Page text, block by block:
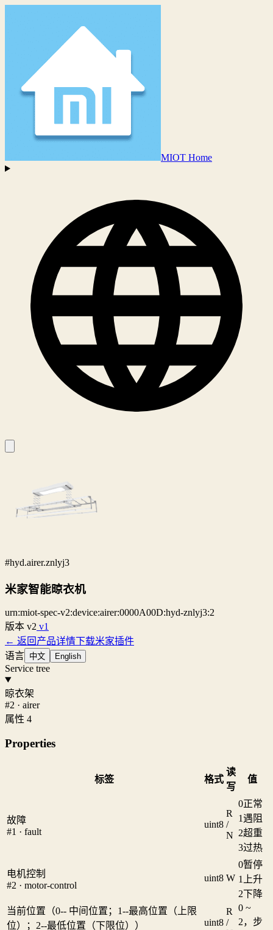
MIOT Home
#hyd.airer.znlyj3
米家智能晾衣机
urn:miot-spec-v2:device:airer:0000A00D:hyd-znlyj3:2
版本 v2 v1
← 返回产品详情下载米家插件
语言 中文 English
Service tree
晾衣架
#2 · airer
属性 4
Properties
标签 格式
读
写
值
故障
#1 · fault
uint8
R
/
N
0正常
1遇阻
2超重
3过热
电机控制
#2 · motor-control
uint8 W
0暂停
1
上升
2下降
当前位置（0-- 中间位置；1--最高位置（上限
位）；2--最低位置（下限位））
uint8
R
/
0 ~
2，步